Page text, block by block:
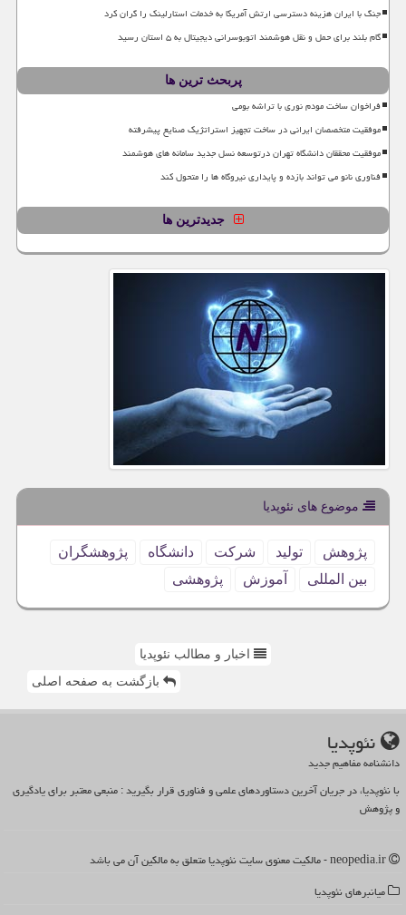
جنگ با ایران هزینه دسترسی ارتش آمریکا به خدمات استارلینک را گران کرد
گام بلند برای حمل و نقل هوشمند اتوبوسرانی دیجیتال به ۵ استان رسید
پربحث ترین ها
فراخوان ساخت مودم نوری با تراشه بومی
موفقیت متخصصان ایرانی در ساخت تجهیز استراتژیک صنایع پیشرفته
موفقیت محققان دانشگاه تهران درتوسعه نسل جدید سامانه های هوشمند
فناوری نانو می تواند بازده و پایداری نیروگاه ها را متحول کند
جدیدترین ها
موضوع های نئوپدیا
پژوهش تولید شركت دانشگاه
پژوهشگران
بین المللی
آموزش پژوهشی
اخبار و مطالب نئوپدیا
بازگشت به صفحه اصلی
نئوپدیا
دانشنامه مفاهیم جدید
با نئوپدیا، در جریان آخرین دستاوردهای علمی و فناوری قرار بگیرید : منبعی معتبر برای یادگیری
و پژوهش
میانبرهای نئوپدیا